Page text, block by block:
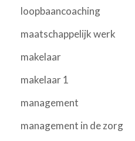
loopbaancoaching
maatschappelijk werk
makelaar
makelaar 1
management
management in de zorg